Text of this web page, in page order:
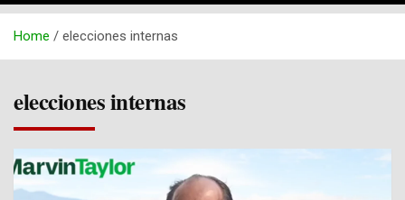
Home elecciones internas
elecciones internas